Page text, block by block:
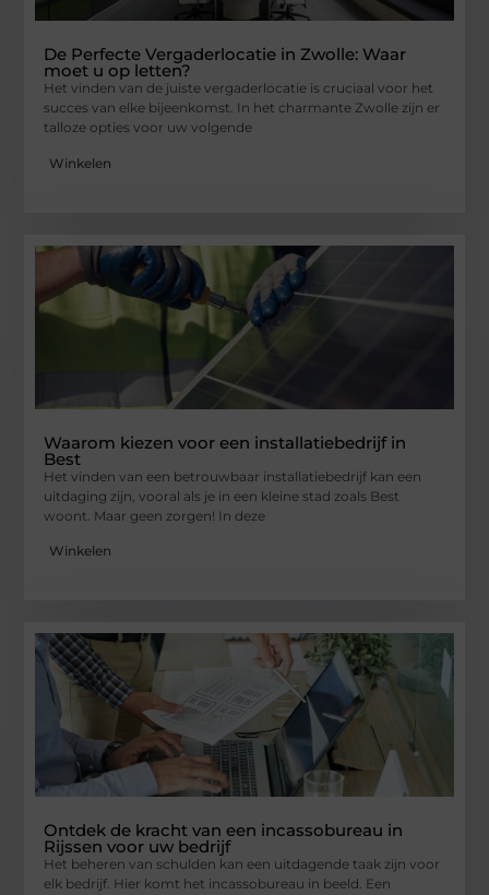
De Perfecte Vergaderlocatie in Zwolle: Waar
moet u op letten?
Het vinden van de juiste vergaderlocatie is cruciaal voor het
succes van elke bijeenkomst. In het charmante Zwolle zijn er
talloze opties voor uw volgende
Winkelen
Waarom kiezen voor een installatiebedrijf in
Best
Het vinden van een betrouwbaar installatiebedrijf kan een
uitdaging zijn, vooral als je in een kleine stad zoals Best
woont. Maar geen zorgen! In deze
Winkelen
Ontdek de kracht van een incassobureau in
Rijssen voor uw bedrijf
Het beheren van schulden kan een uitdagende taak zijn voor
elk bedrijf. Hier komt het incassobureau in beeld. Een